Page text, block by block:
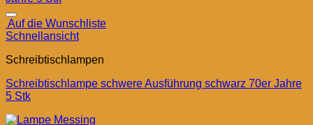
Auf die Wunschliste
Schnellansicht
Schreibtischlampen
Schreibtischlampe schwere Ausführung schwarz 70er Jahre
5 Stk